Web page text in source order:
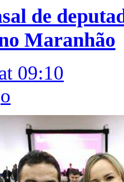
de
Maranhão
09:10